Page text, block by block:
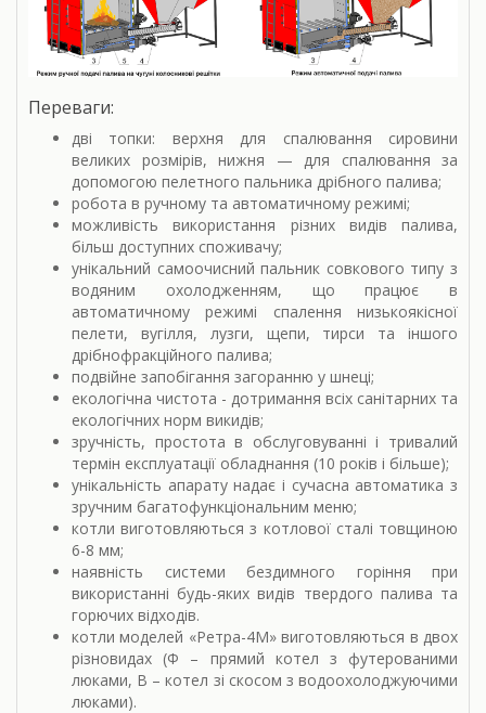
Переваги:
дві топки: верхня для спалювання сировини
великих розмірів, нижня — для спалювання за
допомогою пелетного пальника дрібного палива;
робота в ручному та автоматичному режимі;
можливість використання різних видів палива,
більш доступних споживачу;
унікальний самоочисний пальник совкового типу з
водяним охолодженням, що працює в
автоматичному режимі спалення низькоякісної
пелети, вугілля, лузги, щепи, тирси та іншого
дрібнофракційного палива;
подвійне запобігання загоранню у шнеці;
екологічна чистота - дотримання всіх санітарних та
екологічних норм викидів;
зручність, простота в обслуговуванні і тривалий
термін експлуатації обладнання (10 років і більше);
унікальність апарату надає і сучасна автоматика з
зручним багатофункціональним меню;
котли виготовляються з котлової сталі товщиною
6-8 мм;
наявність системи бездимного горіння при
використанні будь-яких видів твердого палива та
горючих відходів.
котли моделей «Ретра-4М» виготовляються в двох
різновидах (Ф – прямий котел з футерованими
люками, В – котел зі скосом з водоохолоджуючими
люками).